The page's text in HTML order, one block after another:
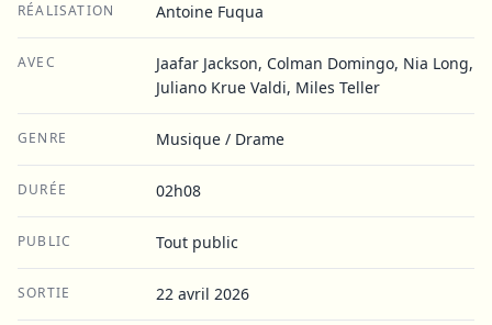
RÉALISATION Antoine Fuqua
AVEC
Jaafar Jackson, Colman Domingo, Nia Long,
Juliano Krue Valdi, Miles Teller
GENRE Musique / Drame
DURÉE 02h08
PUBLIC Tout public
SORTIE 22 avril 2026